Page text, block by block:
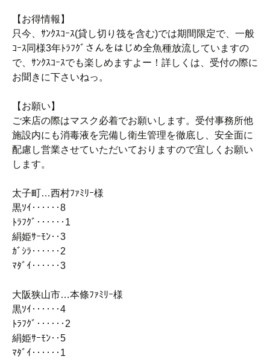
【お得情報】
只今、ｻﾝｸｽｺｰｽ(貸し切り筏を含む)では期間限定で、一般
ｺｰｽ同様3年ﾄﾗﾌｸﾞさんをはじめ全魚種放流していますの
で、ｻﾝｸｽｺｰｽでも楽しめますよー！詳しくは、受付の際に
お聞きに下さいねっ。
【お願い】
ご来店の際はマスク必着でお願いします。受付事務所他
施設内にも消毒液を完備し衛生管理を徹底し、安全面に
配慮し営業させていただいておりますので宜しくお願い
します。
太子町…西村ﾌｧﾐﾘｰ様
黒ｿｲ‥‥‥8
ﾄﾗﾌｸﾞ‥‥‥1
絹姫ｻｰﾓﾝ‥3
ｶﾞｼﾗ‥‥‥2
ﾏﾀﾞｲ‥‥‥3
大阪狭山市…本條ﾌｧﾐﾘｰ様
黒ｿｲ‥‥‥4
ﾄﾗﾌｸﾞ‥‥‥2
絹姫ｻｰﾓﾝ‥5
ﾏﾀﾞｲ‥‥‥1